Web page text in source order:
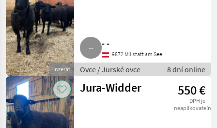
Inzerát
- -
9872 Millstatt am See
Ovce / Jurské ovce 8 dní online
Jura-Widder 550 €
DPH je
neaplikovateľné